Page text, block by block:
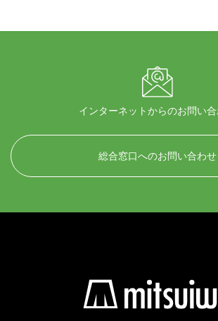
インターネットからのお問い
総合窓口へのお問い合わせ